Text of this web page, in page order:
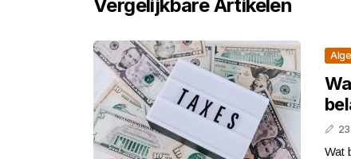
Vergelijkbare Artikelen
Wat